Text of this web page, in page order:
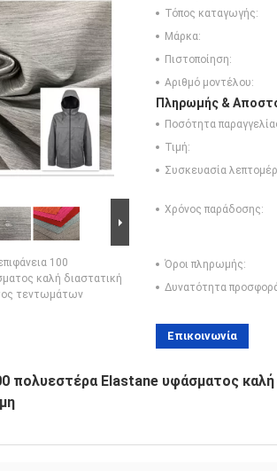
100
καλή διαστατική
τεντωμάτων
Τόπος καταγωγής:
Μάρκα:
Πιστοποίηση:
Αριθμό μοντέλου:
Πληρωμής &
Ποσότητα
Τιμή:
Συσκευασία
Χρόνος παράδοσης:
Όροι πληρωμής:
Δυνατότητα
Επικοινωνία
πολυεστέρα Elastane υφάσματος